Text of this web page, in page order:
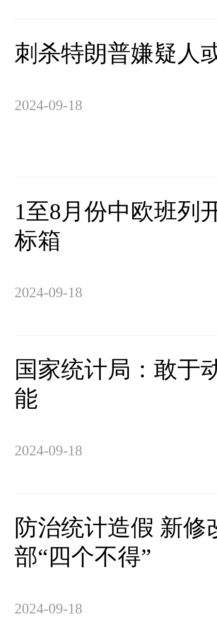
刺杀特朗普嫌疑人
2024-09-18
1至8月份中欧班列
标箱
2024-09-18
国家统计局：敢于
能
2024-09-18
防治统计造假 新
部“四个不得”
2024-09-18